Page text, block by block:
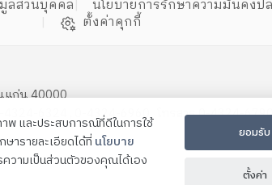
ลส่วนบุคคล นโยบายการรักษาความมั่นคงป
ตั้งค่าคุกกี้
แก่น 40000
6324 , 0-4324-6960 โทรสาร 0-4324-6790
พ และประสบการณ์ที่ดีในการใช้
ารายละเอียดได้ที่ นโยบาย
วามเป็นส่วนตัวของคุณได้เอง
ยอมรับ
ตั้งค่า